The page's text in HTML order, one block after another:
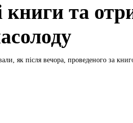
книги та
як після вечора, проведеного за